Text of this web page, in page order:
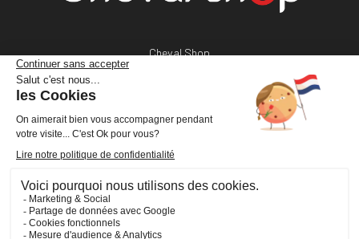
Cheval Shop
+33 (0)2 40 36 20 61
boutique@cheval-shop.com
FacebookYouTube Instagram